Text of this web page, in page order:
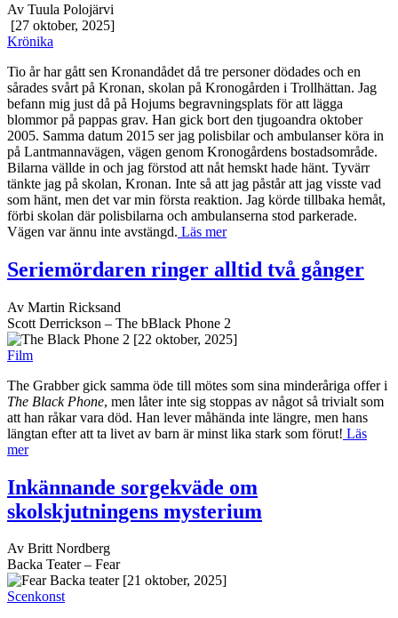
Av Tuula Polojärvi
[27 oktober, 2025]
Krönika
Tio år har gått sen Kronandådet då tre personer dödades och en
sårades svårt på Kronan, skolan på Kronogården i Trollhättan. Jag
befann mig just då på Hojums begravningsplats för att lägga
blommor på pappas grav. Han gick bort den tjugoandra oktober
2005. Samma datum 2015 ser jag polisbilar och ambulanser köra in
på Lantmannavägen, vägen genom Kronogårdens bostadsområde.
Bilarna vällde in och jag förstod att nåt hemskt hade hänt. Tyvärr
tänkte jag på skolan, Kronan. Inte så att jag påstår att jag visste vad
som hänt, men det var min första reaktion. Jag körde tillbaka hemåt,
förbi skolan där polisbilarna och ambulanserna stod parkerade.
Vägen var ännu inte avstängd. Läs mer
Seriemördaren ringer alltid två gånger
Av Martin Ricksand
Scott Derrickson – The bBlack Phone 2
[22 oktober, 2025]
Film
The Grabber gick samma öde till mötes som sina minderåriga offer i
The Black Phone, men låter inte sig stoppas av något så trivialt som
att han råkar vara död. Han lever måhända inte längre, men hans
längtan efter att ta livet av barn är minst lika stark som förut! Läs
mer
Inkännande sorgekväde om
skolskjutningens mysterium
Av Britt Nordberg
Backa Teater – Fear
[21 oktober, 2025]
Scenkonst